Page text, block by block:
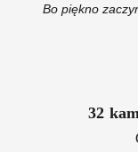
Bo piękno
32